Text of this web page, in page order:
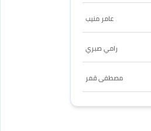
عامر منيب
رامي صبري
مصطفى قمر